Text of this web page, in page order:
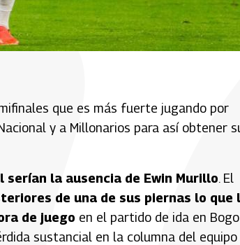
que es más fuerte jugando por
y a Millonarios para así obtener
la ausencia de Ewin Murillo. El
de una de sus piernas lo que
de juego en el partido de ida en
sustancial en la columna del equipo